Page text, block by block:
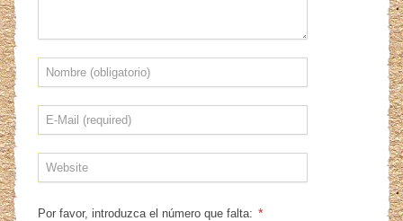
Por favor, introduzca el número que falta: *